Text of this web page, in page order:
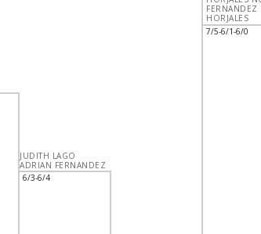
JUDITH LAGO
ADRIAN FERNANDEZ
6/3-6/4
FERNANDEZ
HORJALES
7/5-6/1-6/0